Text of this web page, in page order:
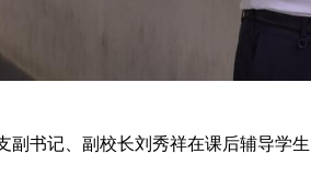
副书记、副校长刘秀祥在课后辅导学